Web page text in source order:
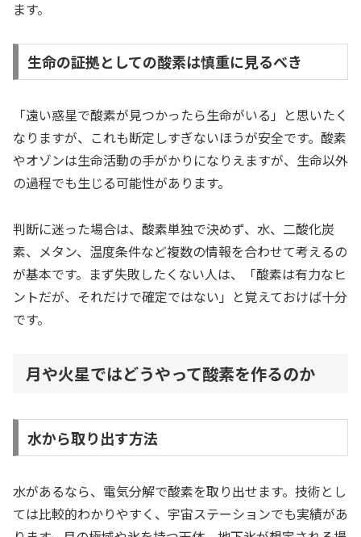
ます。
生命の証拠としての酸素は慎重に見るべき
「遠い惑星で酸素が見つかったら生命がいる」と思いたく
なりますが、これも断定しすぎないほうが安全です。酸素
やオゾンは生命活動の手がかりになりえますが、生命以外
の過程でも生じる可能性があります。
判断に迷った場合は、酸素単独で決めず、水、二酸化炭
素、メタン、温度条件など複数の情報を合わせて考えるの
が基本です。まず失敗したくない人は、「酸素は有力なヒ
ントだが、それだけで確定ではない」と覚えておけば十分
です。
月や火星ではどうやって酸素を作るのか
水から取り出す方法
水があるなら、電気分解で酸素を取り出せます。技術とし
ては比較的わかりやすく、宇宙ステーションでも実績があ